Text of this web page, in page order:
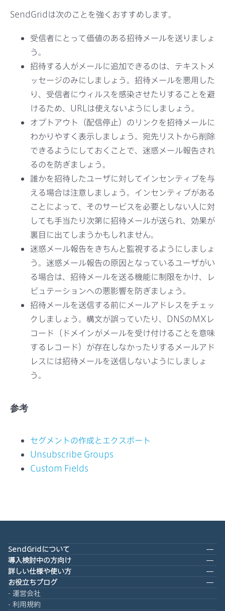
SendGridは次のことを強くおすすめします。
受信者にとって価値のある招待メールを送りましょ
う。
招待する人がメールに追加できるのは、テキストメ
ッセージのみにしましょう。招待メールを悪用した
り、受信者にウィルスを感染させたりすることを避
けるため、URLは使えないようにしましょう。
オプトアウト（配信停止）のリンクを招待メールに
わかりやすく表示しましょう。宛先リストから削除
できるようにしておくことで、迷惑メール報告され
るのを防ぎましょう。
誰かを招待したユーザに対してインセンティブを与
える場合は注意しましょう。インセンティブがある
ことによって、そのサービスを必要としない人に対
しても手当たり次第に招待メールが送られ、効果が
裏目に出てしまうかもしれません。
迷惑メール報告をきちんと監視するようにしましょ
う。迷惑メール報告の原因となっているユーザがい
る場合は、招待メールを送る機能に制限をかけ、レ
ピュテーションへの悪影響を防ぎましょう。
招待メールを送信する前にメールアドレスをチェッ
クしましょう。構文が誤っていたり、DNSのMXレ
コード（ドメインがメールを受け付けることを意味
するレコード）が存在しなかったりするメールアド
レスには招待メールを送信しないようにしましょ
う。
参考
セグメントの作成とエクスポート
Unsubscribe Groups
Custom Fields
SendGridについて
導入検討中の方向け
詳しい仕様や使い方
お役立ちブログ
運営会社
利用規約